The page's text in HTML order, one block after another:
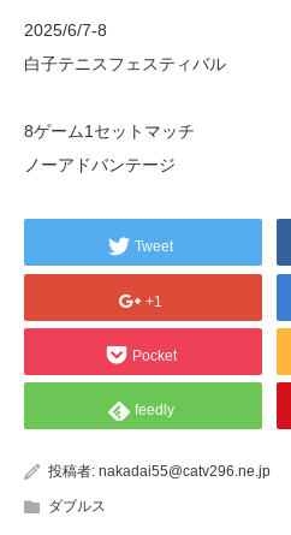
2025/6/7-8
白子テニスフェスティバル
8ゲーム1セットマッチ
ノーアドバンテージ
Tweet
+1
Pocket
feedly
投稿者: nakadai55@catv296.ne.jp
ダブルス